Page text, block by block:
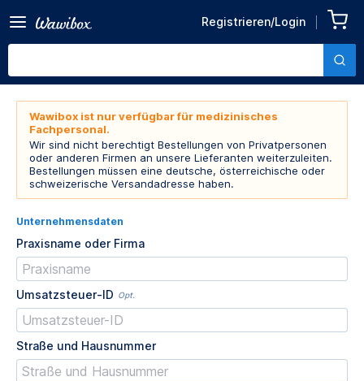
Registrieren/Login
Wawibox ist nur verfügbar für medizinisches
Fachpersonal.
Wir sind nicht berechtigt Bestellungen von Privatpersonen
oder anderen Firmen an unsere Lieferanten weiterzuleiten.
Bestellungen müssen eine deutsche, österreichische oder
schweizerische Versandadresse haben.
Unternehmensdaten
Praxisname oder Firma
Umsatzsteuer-ID Opt.
Straße und Hausnummer